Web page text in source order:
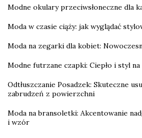
Modne okulary przeciwsłoneczne dla
Moda w czasie ciąży: jak wyglądać
Moda na zegarki dla kobiet:
Modne futrzane czapki: Ciepło i styl na
Odtłuszczanie Posadzek: Skuteczne
zabrudzeń z powierzchni
Moda na bransoletki: Akcentowanie
i wzór